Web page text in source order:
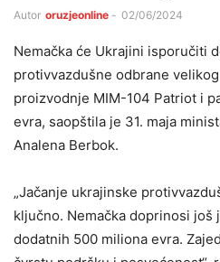
Autor oruzjeonline - 02/06/2024
Nemačka će Ukrajini isporučiti
protivvazdušne odbrane
proizvodnje MIM-104 Patriot i
evra, saopštila je 31. maja
Analena Berbok.
„Jačanje ukrajinske
ključno. Nemačka doprinosi još
dodatnih 500 miliona evra.